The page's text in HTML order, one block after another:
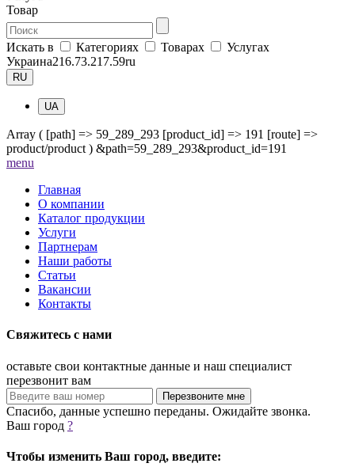
Товар
Искать в Категориях Товарах
Услугах
Украина216.73.217.59ru
RU
UA
Array ( [path] => 59_289_293 [product_id] => 191 [route] =>
product/product ) &path=59_289_293&product_id=191
menu
Главная
О компании
Каталог продукции
Услуги
Партнерам
Наши работы
Статьи
Вакансии
Контакты
Свяжитесь с нами
оставьте свои контактные данные и наш специалист
перезвонит вам
Спасибо, данные успешно переданы. Ожидайте звонка.
Ваш город ?
Чтобы изменить Ваш город, введите: